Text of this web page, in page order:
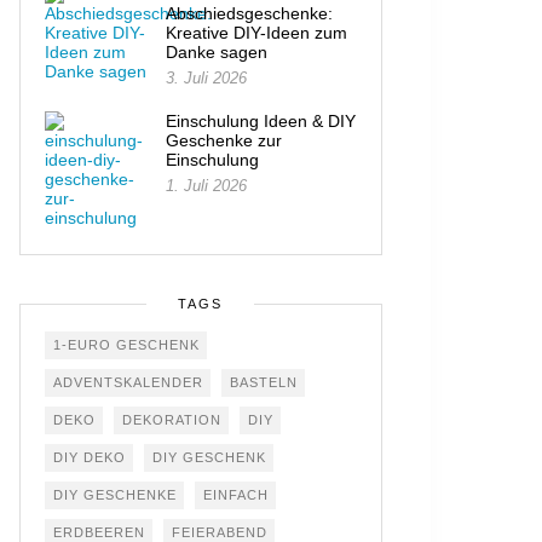
Abschiedsgeschenke:
Kreative DIY-Ideen zum
Danke sagen
3. Juli 2026
Einschulung Ideen & DIY
Geschenke zur
Einschulung
1. Juli 2026
TAGS
1-EURO GESCHENK
ADVENTSKALENDER BASTELN
DEKO DEKORATION DIY
DIY DEKO DIY GESCHENK
DIY GESCHENKE EINFACH
ERDBEEREN FEIERABEND